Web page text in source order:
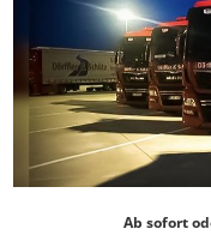
Ab sofort